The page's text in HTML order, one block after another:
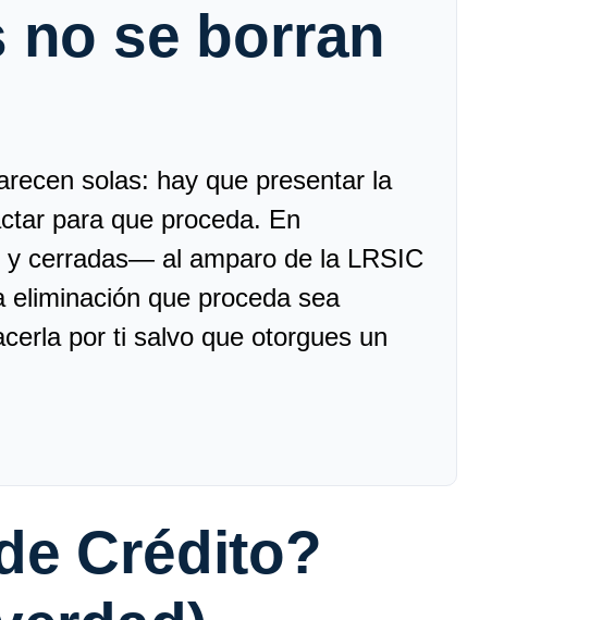
no se borran
solas: hay que presentar la
para que proceda. En
cerradas— al amparo de la LRSIC
que proceda sea
por ti salvo que otorgues un
Crédito?